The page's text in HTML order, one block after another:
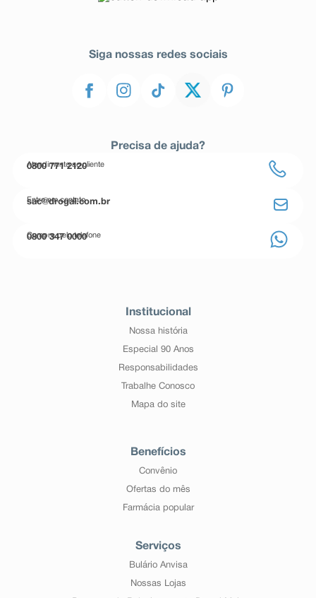
Siga nossas redes sociais
Precisa de ajuda?
Atendimento ao cliente
0800 771 2120
Entre em contato
sac@drogal.com.br
Compre pelo telefone
0800 347 0000
Institucional
Nossa história
Especial 90 Anos
Responsabilidades
Trabalhe Conosco
Mapa do site
Benefícios
Convênio
Ofertas do mês
Farmácia popular
Serviços
Bulário Anvisa
Nossas Lojas